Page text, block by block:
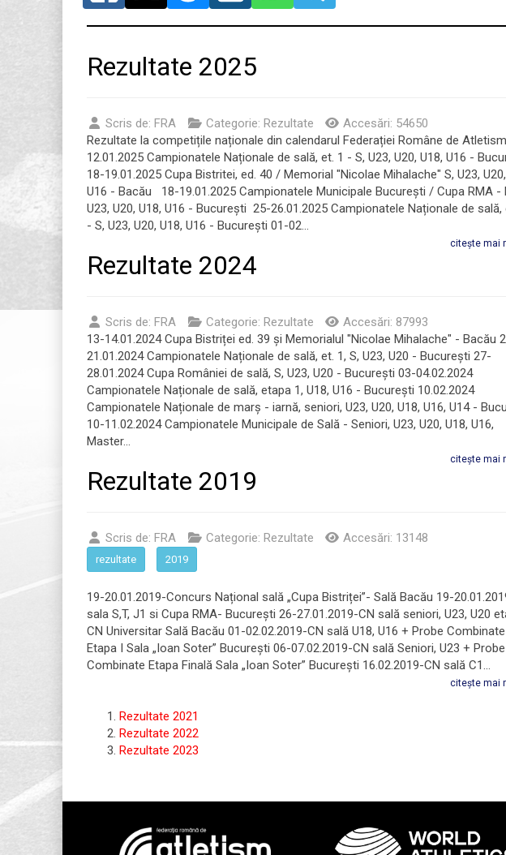
Rezultate 2025
Scris de: FRA Categorie: Rezultate
Accesări: 54650
Rezultate la competițile naționale din calendarul Federației Române de
12.01.2025 Campionatele Naționale de sală, et. 1 - S, U23, U20, U18, U16 -
18-19.01.2025 Cupa Bistritei, ed. 40 / Memorial "Nicolae Mihalache" S, U23,
U16 - Bacău 18-19.01.2025 Campionatele Municipale București / Cupa RMA -
U23, U20, U18, U16 - București 25-26.01.2025 Campionatele Naționale de sală,
- S, U23, U20, U18, U16 - București 01-02...
citește mai
Rezultate 2024
Scris de: FRA Categorie: Rezultate
Accesări: 87993
13-14.01.2024 Cupa Bistriței ed. 39 și Memorialul "Nicolae Mihalache" - Bacău
21.01.2024 Campionatele Naționale de sală, et. 1, S, U23, U20 - București 27-
28.01.2024 Cupa României de sală, S, U23, U20 - București 03-04.02.2024
Campionatele Naționale de sală, etapa 1, U18, U16 - București 10.02.2024
Campionatele Naționale de marș - iarnă, seniori, U23, U20, U18, U16, U14 -
10-11.02.2024 Campionatele Municipale de Sală - Seniori, U23, U20, U18, U16,
Master...
citește mai
Rezultate 2019
Scris de: FRA Categorie: Rezultate Accesări: 13148
rezultate 2019
19-20.01.2019-Concurs Național sală „Cupa Bistriței”- Sală Bacău 19-
sala S,T, J1 si Cupa RMA- București 26-27.01.2019-CN sală seniori, U23, U20
CN Universitar Sală Bacău 01-02.02.2019-CN sală U18, U16 + Probe Combinate
Etapa I Sala „Ioan Soter” București 06-07.02.2019-CN sală Seniori, U23 + Probe
Combinate Etapa Finală Sala „Ioan Soter” București 16.02.2019-CN sală C1...
citește mai
Rezultate 2021
Rezultate 2022
Rezultate 2023